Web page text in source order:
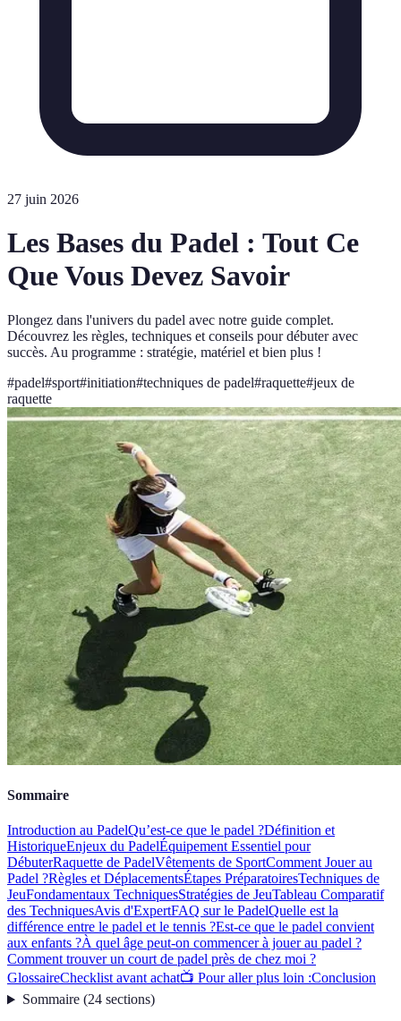
27 juin 2026
Les Bases du Padel : Tout Ce
Que Vous Devez Savoir
Plongez dans l'univers du padel avec notre guide complet.
Découvrez les règles, techniques et conseils pour débuter avec
succès. Au programme : stratégie, matériel et bien plus !
#padel#sport#initiation#techniques de padel#raquette#jeux de
raquette
Sommaire
Introduction au PadelQu’est-ce que le padel ?Définition et
HistoriqueEnjeux du PadelÉquipement Essentiel pour
DébuterRaquette de PadelVêtements de SportComment Jouer au
Padel ?Règles et DéplacementsÉtapes PréparatoiresTechniques de
JeuFondamentaux TechniquesStratégies de JeuTableau Comparatif
des TechniquesAvis d'ExpertFAQ sur le PadelQuelle est la
différence entre le padel et le tennis ?Est-ce que le padel convient
aux enfants ?À quel âge peut-on commencer à jouer au padel ?
Comment trouver un court de padel près de chez moi ?
GlossaireChecklist avant achat📺 Pour aller plus loin :Conclusion
Sommaire(24 sections)